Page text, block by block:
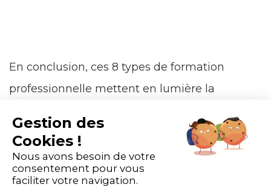
En conclusion, ces 8 types de formation
professionnelle mettent en lumière la
répondre aux besoins variés des apprenants,
qu’ils soient salariés, étudiants ou en
reconversion. Chaque modalité présente ses
Gestion des
Cookies !
Nous avons besoin de votre
consentement pour vous
faciliter votre navigation.